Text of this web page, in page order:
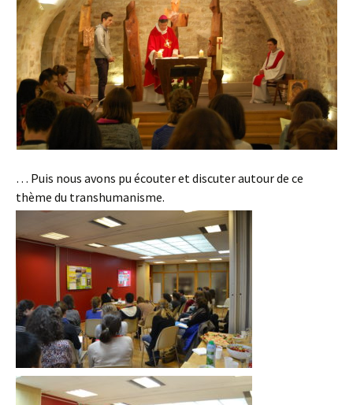
… Puis nous avons pu écouter et discuter autour de ce
thème du transhumanisme.